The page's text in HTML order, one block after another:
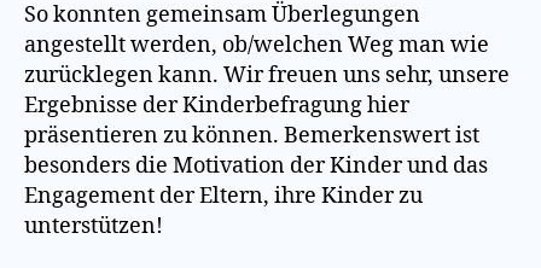
So konnten gemeinsam Überlegungen
angestellt werden, ob/welchen Weg man wie
zurücklegen kann. Wir freuen uns sehr, unsere
Ergebnisse der Kinderbefragung hier
präsentieren zu können. Bemerkenswert ist
besonders die Motivation der Kinder und das
Engagement der Eltern, ihre Kinder zu
unterstützen!